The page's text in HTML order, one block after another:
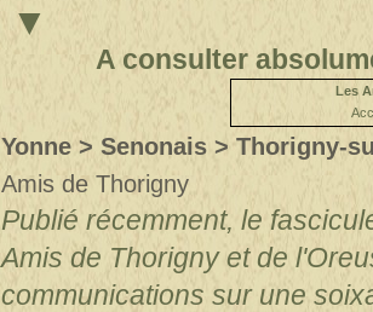
▼
A consulter
Les
Yonne > Senonais > Thorigny-
Amis de Thorigny
Publié récemment, le
Amis de Thorigny et de
communications sur une